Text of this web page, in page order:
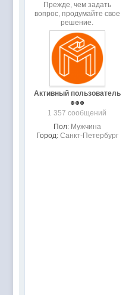
Прежде, чем задать
вопрос, продумайте свое
решение.
Активный пользователь
1 357 сообщений
Пол: Мужчина
Город: Санкт-Петербург